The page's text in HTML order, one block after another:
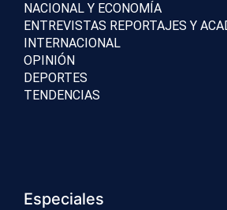
NACIONAL Y ECONOMÍA
ENTREVISTAS REPORTAJES Y
INTERNACIONAL
OPINIÓN
DEPORTES
TENDENCIAS
Especiales